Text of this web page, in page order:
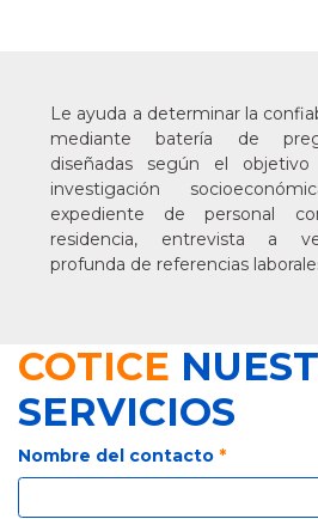
Le ayuda a determinar la
mediante batería de
diseñadas según el
investigación
expediente de personal
residencia, entrevista a
profunda de referencias
COTICE
SERVICIOS
Nombre del contacto *